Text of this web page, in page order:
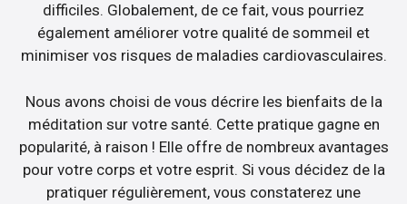
difficiles. Globalement, de ce fait, vous pourriez
également améliorer votre qualité de sommeil et
minimiser vos risques de maladies cardiovasculaires.
Nous avons choisi de vous décrire les bienfaits de la
méditation sur votre santé. Cette pratique gagne en
popularité, à raison ! Elle offre de nombreux avantages
pour votre corps et votre esprit. Si vous décidez de la
pratiquer régulièrement, vous constaterez une